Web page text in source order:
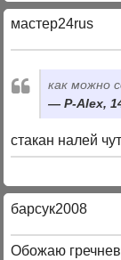
мастер24rus
как можно
P-Alex,
стакан налей
барсук2008
Обожаю